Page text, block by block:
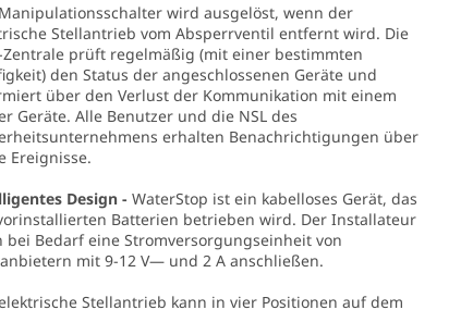
wird ausgelöst, wenn der
Stellantrieb vom Absperrventil entfernt wird. Die
Zentrale prüft regelmäßig (mit einer bestimmten
den Status der angeschlossenen Geräte und
über den Verlust der Kommunikation mit einem
Geräte. Alle Benutzer und die NSL des
erhalten Benachrichtigungen über
Ereignisse.
Design - WaterStop ist ein kabelloses Gerät, das
Batterien betrieben wird. Der Installateur
bei Bedarf eine Stromversorgungseinheit von
mit 9-12 V— und 2 A anschließen.
Stellantrieb kann in vier Positionen auf dem